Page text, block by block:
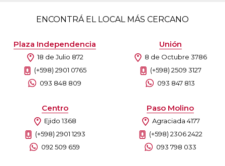
ENCONTRÁ EL LOCAL MÁS CERCANO
Plaza Independencia
18 de Julio 872
(+598) 2901 0765
093 848 809
Unión
8 de Octubre 3786
(+598) 2509 3127
093 847 813
Centro
Ejido 1368
(+598) 2901 1293
092 509 659
Paso Molino
Agraciada 4177
(+598) 2306 2422
093 798 033